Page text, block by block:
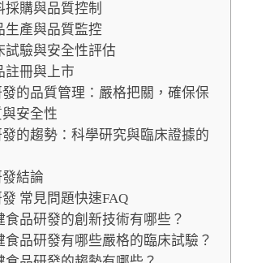
採購與品質控制
生產與品質監控
試驗與安全性評估
註冊與上市
的品質管理：嚴格把關，確保保
安全性
的趨勢：科學研究與臨床證據的
結論
常見問題快速FAQ
食品研發的創新技術有哪些？
食品研發有哪些嚴格的臨床試驗？